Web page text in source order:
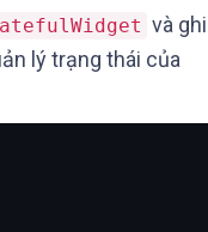
và
lý trạng thái của